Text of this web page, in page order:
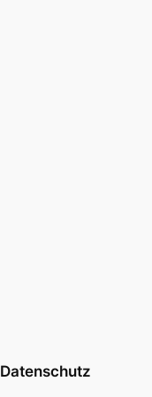
Datenschutz